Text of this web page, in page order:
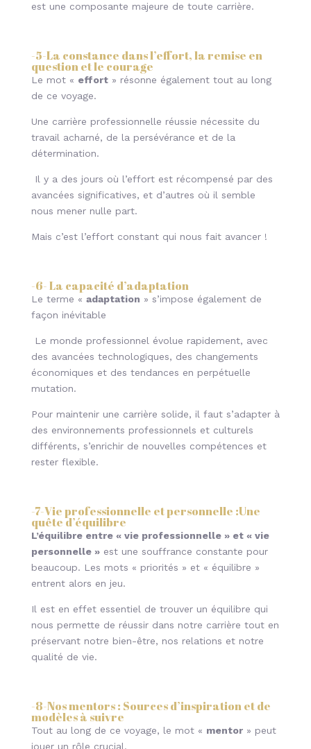
est une composante majeure de toute carrière.
-5-La constance dans l’effort, la remise en
question et le courage
Le mot « effort» résonne également tout au long
de ce voyage.
Une carrière professionnelle réussie nécessite du
travail acharné, de la persévérance et de la
détermination.
Il y a des jours où l’effort est récompensé par des
avancées significatives, et d’autres où il semble
nous mener nulle part.
Mais c’est l’effort constant qui nous fait avancer !
-6- La capacité d’adaptation
Le terme « adaptation » s’impose également de
façon inévitable
Le monde professionnel évolue rapidement, avec
des avancées technologiques, des changements
économiques et des tendances en perpétuelle
mutation.
Pour maintenir une carrière solide, il faut s’adapter à
des environnements professionnels et culturels
différents, s’enrichir de nouvelles compétences et
rester flexible.
-7-Vie professionnelle et personnelle :Une
quête d’équilibre
L’équilibre entre « vie professionnelle » et « vie
personnelle »est une souffrance constante pour
beaucoup. Les mots « priorités » et « équilibre »
entrent alors en jeu.
Il est en effet essentiel de trouver un équilibre qui
nous permette de réussir dans notre carrière tout en
préservant notre bien-être, nos relations et notre
qualité de vie.
-8-Nos mentors : Sources d’inspiration et de
modèles à suivre
Tout au long de ce voyage, le mot « mentor» peut
jouer un rôle crucial.